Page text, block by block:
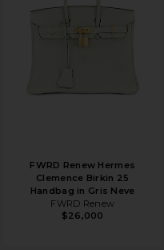
FWRD Renew Hermes
Clemence Birkin 25
Handbag in Gris Neve
FWRD Renew
$26,000